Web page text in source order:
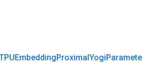
ProximalYogi